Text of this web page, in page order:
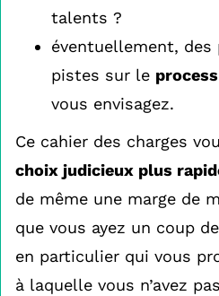
talents ?
éventuellement, des
pistes sur le
vous envisagez.
Ce cahier des charges
choix judicieux plus
de même une marge de
que vous ayez un coup
en particulier qui vous
à laquelle vous n’avez